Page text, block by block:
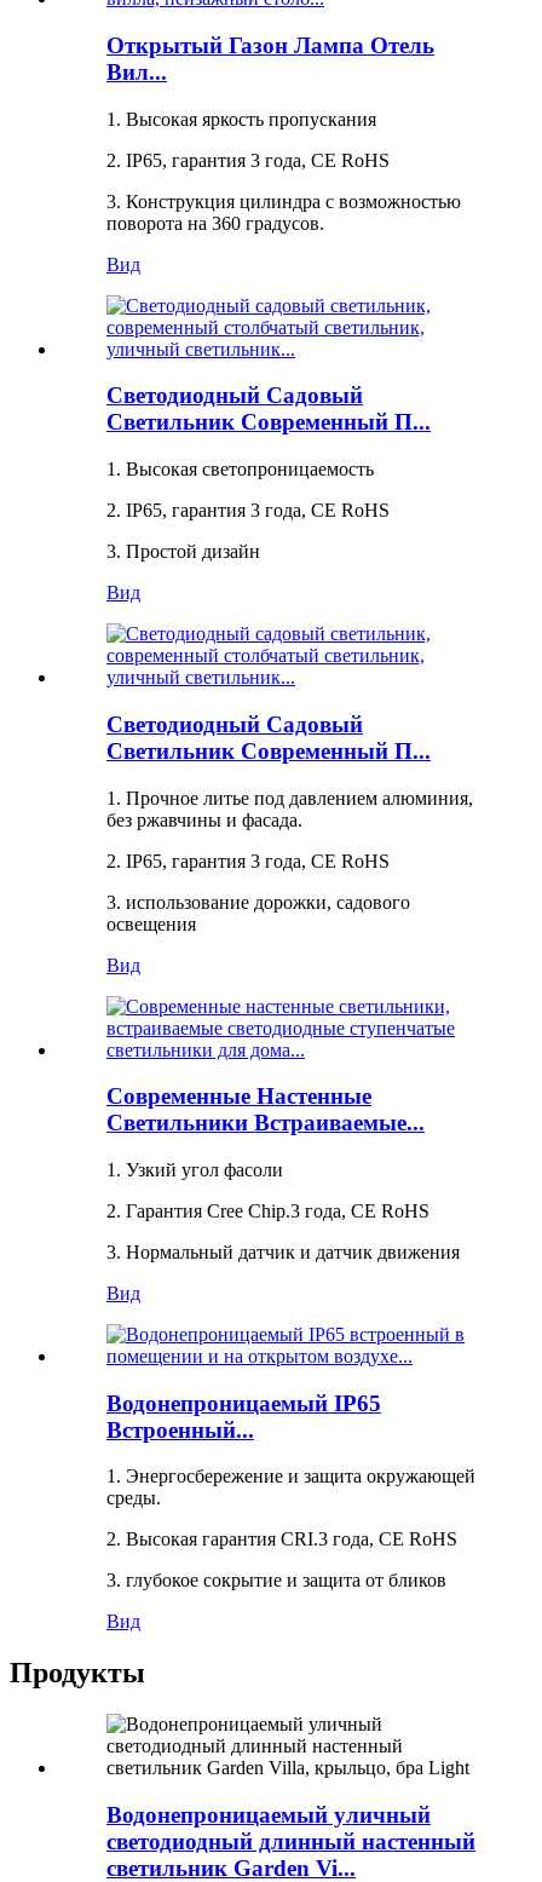
Открытый Газон Лампа Отель
Вил...
1. Высокая яркость пропускания
2. IP65, гарантия 3 года, CE RoHS
3. Конструкция цилиндра с возможностью
поворота на 360 градусов.
Вид
Светодиодный Садовый
Светильник Современный П...
1. Высокая светопроницаемость
2. IP65, гарантия 3 года, CE RoHS
3. Простой дизайн
Вид
Светодиодный Садовый
Светильник Современный П...
1. Прочное литье под давлением алюминия,
без ржавчины и фасада.
2. IP65, гарантия 3 года, CE RoHS
3. использование дорожки, садового
освещения
Вид
Современные Настенные
Светильники Встраиваемые...
1. Узкий угол фасоли
2. Гарантия Cree Chip.3 года, CE RoHS
3. Нормальный датчик и датчик движения
Вид
Водонепроницаемый IP65
Встроенный...
1. Энергосбережение и защита окружающей
среды.
2. Высокая гарантия CRI.3 года, CE RoHS
3. глубокое сокрытие и защита от бликов
Вид
Продукты
Водонепроницаемый уличный
светодиодный длинный настенный
светильник Garden Vi...